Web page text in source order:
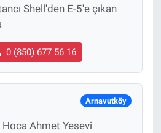
Shell'den E-5'e çıkan
0 (850) 677 56 16
Arnavutköy
Ahmet Yesevi